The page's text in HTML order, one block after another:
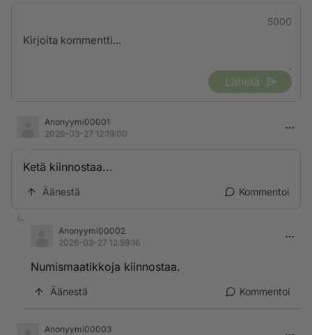
5000
Lähetä
Anonyymi00001
2026-03-27 12:19:00
Ketä kiinnostaa...
Äänestä Kommentoi
Anonyymi00002
2026-03-27 12:59:16
Numismaatikkoja kiinnostaa.
Äänestä Kommentoi
Anonyymi00003